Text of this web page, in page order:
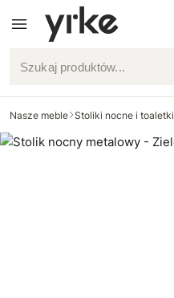
Szukaj produktów...
Nasze meble Stoliki nocne i toaletki